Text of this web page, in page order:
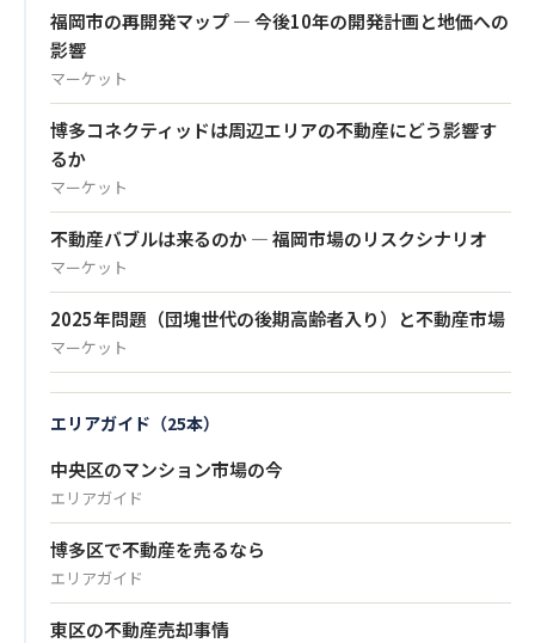
福岡市の再開発マップ — 今後10年の開発計画と地価への
影響
マーケット
博多コネクティッドは周辺エリアの不動産にどう影響す
るか
マーケット
不動産バブルは来るのか — 福岡市場のリスクシナリオ
マーケット
2025年問題（団塊世代の後期高齢者入り）と不動産市場
マーケット
エリアガイド（25本）
中央区のマンション市場の今
エリアガイド
博多区で不動産を売るなら
エリアガイド
東区の不動産売却事情